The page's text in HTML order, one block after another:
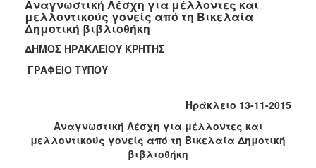
2022
2021
2020
2019
2016
Αναγνωστική Λέσχη για μέλλοντες και
μελλοντικούς γονείς από τη Βικελαία
Δημοτική βιβλιοθήκη
ΔΗΜΟΣ ΗΡΑΚΛΕΙΟΥ ΚΡΗΤΗΣ
ΓΡΑΦΕΙΟ ΤΥΠΟΥ
Ηράκλειο 13-11-2015
Αναγνωστική Λέσχη για μέλλοντες και
μελλοντικούς γονείς από τη Βικελαία Δημοτική
βιβλιοθήκη